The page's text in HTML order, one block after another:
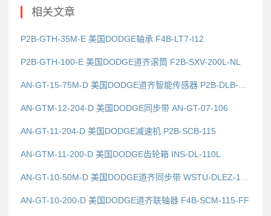
相关文章
P2B-GTH-35M-E 美国DODGE轴承 F4B-LT7-I12
P2B-GTH-100-E 美国DODGE道齐滚筒 F2B-SXV-200L-NL
AN-GTM-12-204-D 美国DODGE同步带 AN-GT-07-106
AN-GT-11-204-D 美国DODGE减速机 P2B-SCB-115
AN-GTM-11-200-D 美国DODGE齿轮箱 INS-DL-110L
AN-GT-10-200-D 美国DODGE道齐联轴器 F4B-SCM-115-FF